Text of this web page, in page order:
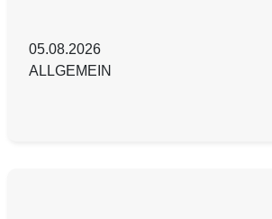
05.08.2026
ALLGEMEIN